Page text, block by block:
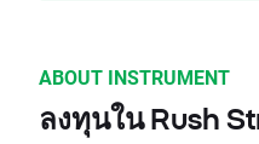
ABOUT INSTRUMENT
ลงทุนใน Rush